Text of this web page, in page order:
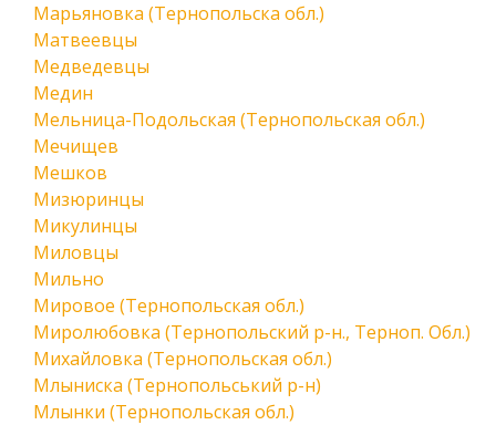
Марьяновка (Тернопольска обл.)
Матвеевцы
Медведевцы
Медин
Мельница-Подольская (Тернопольская обл.)
Мечищев
Мешков
Мизюринцы
Микулинцы
Миловцы
Мильно
Мировое (Тернопольская обл.)
Миролюбовка (Тернопольский р-н., Терноп. Обл.)
Михайловка (Тернопольская обл.)
Млыниска (Тернопольський р-н)
Млынки (Тернопольская обл.)